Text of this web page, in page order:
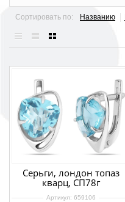
Сортировать по: Названию
Серьги, лондон топаз
кварц, СП78г
Артикул: 659106